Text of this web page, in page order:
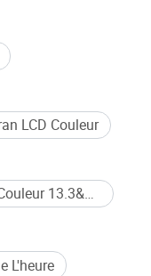
LCD Couleur
Achat en gros de Ecran Papier 6 E Couleur 13.3&#39;&#39;
L'heure